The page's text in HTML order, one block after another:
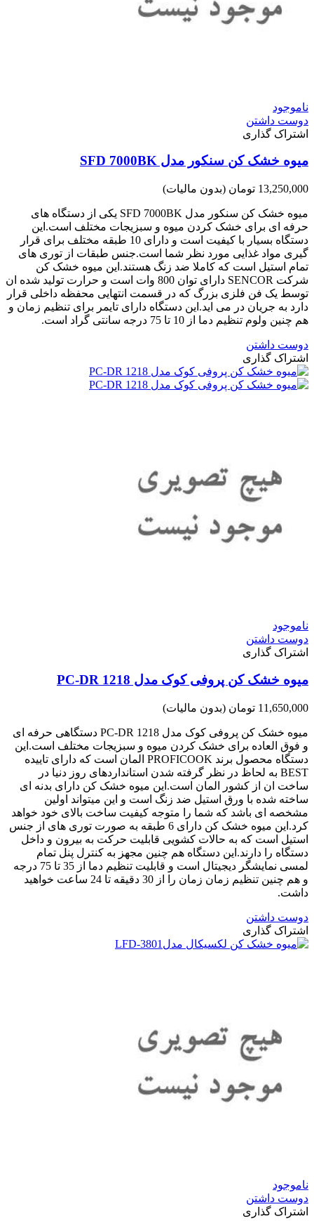
ناموجود
دوست داشتن
اشتراک گذاری
میوه خشک کن سنکور مدل SFD 7000BK
13,250,000 تومان (بدون مالیات)
میوه خشک کن سنکور مدل SFD 7000BK یکی از دستگاه های
حرفه ای برای خشک کردن میوه و سبزیجات مختلف است.این
دستگاه بسیار با کیفیت است و دارای 10 طبقه مختلف برای قرار
گیری مواد غذایی مورد نظر شما است.جنس طبقات از توری های
تمام استیل است که کاملا ضد زنگ هستند.این میوه خشک کن
شرکت SENCOR دارای توان 800 وات است و حرارت تولید شده ان
توسط یک فن فلزی بزرگ که در قسمت انتهایی محفظه داخلی قرار
دارد به جریان در می اید.این دستگاه دارای تایمر برای تنظیم زمان و
هم چنین ولوم تنظیم دما از 10 تا 75 درجه سانتی گراد است.
دوست داشتن
اشتراک گذاری
ناموجود
دوست داشتن
اشتراک گذاری
میوه خشک کن پروفی کوک مدل PC-DR 1218
11,650,000 تومان (بدون مالیات)
میوه خشک کن پروفی کوک مدل PC-DR 1218 دستگاهی حرفه ای
و فوق العاده برای خشک کردن میوه و سبزیجات مختلف است.این
دستگاه محصول برند PROFICOOK المان است که دارای تاییده
BEST به لحاظ در نظر گرفته شدن استانداردهای روز دنیا در
ساخت ان از کشور المان است.این میوه خشک کن دارای بدنه ای
ساخته شده با ورق استیل ضد زنگ است و این میتواند اولین
مشخصه ای باشد که شما را متوجه کیفیت ساخت بالای خود خواهد
کرد.این میوه خشک کن دارای 6 طبقه به صورت توری های از جنس
استیل است که به حالات کشویی قابلیت حرکت به بیرون و داخل
دستگاه را دارند.این دستگاه هم چنین مجهز به کنترل پنل تمام
لمسی نمایشگر دیجیتال است و قابلیت تنظیم دما از 35 تا 75 درجه
و هم چنین تنظیم زمان زمان را از 30 دقیقه تا 24 ساعت خواهید
داشت.
دوست داشتن
اشتراک گذاری
ناموجود
دوست داشتن
اشتراک گذاری